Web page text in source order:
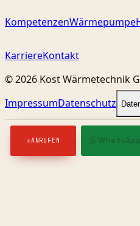
KompetenzenWärmepumpe
KarriereKontakt
©2026 Kost Wärmetechnik
ImpressumDatenschutz
☏ANRUFEN WhatsApp